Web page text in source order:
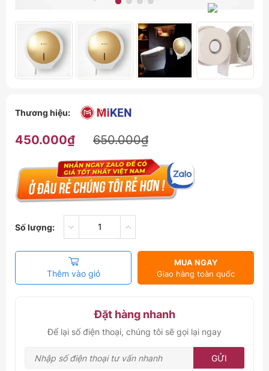
Thương hiệu:
450.000₫ 650.000₫
Số lượng:
Thêm vào giỏ
MUA NGAY
Giao hàng toàn quốc
Đặt hàng nhanh
Để lại số điện thoại, chúng tôi sẽ gọi lại ngay
GỬI